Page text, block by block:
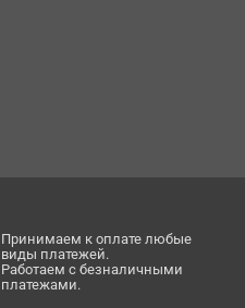
Принимаем к оплате любые
виды платежей.
Работаем с безналичными
платежами.